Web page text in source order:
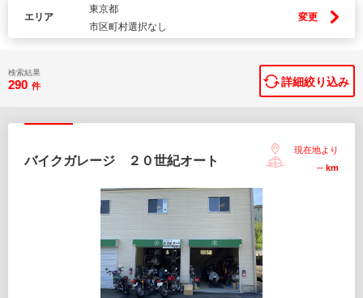
エリア
東京都
市区町村選択なし
変更
検索結果
290 件 詳細絞り込み
バイクガレージ ２０世紀オート
現在地より
-- km